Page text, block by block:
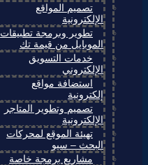
تصميم المواقع
الإلكترونية
تطوير وبرمجة تطبيقات
الموبايل من قيمة تك
خدمات التسويق
الإلكتروني
استضافة مواقع
إلكترونية
تصميم وتطوير المتاجر
الإلكترونية
تهيئة الموقع لمحركات
البحث – سيو
مشاريع برمجة خاصة